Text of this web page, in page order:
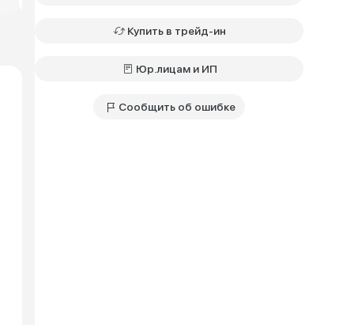
Купить в трейд-ин
Юр.лицам и ИП
Сообщить об ошибке